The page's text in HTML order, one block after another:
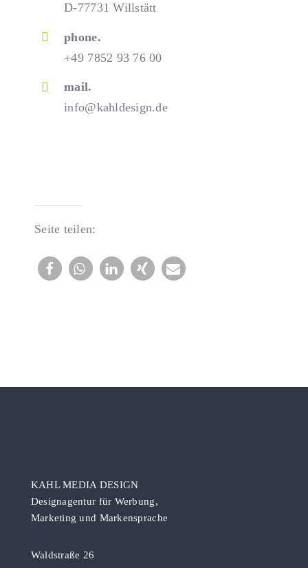
D-77731 Willstätt
phone.
+49 7852 93 76 00
mail.
info@kahldesign.de
Seite teilen:
KAHL MEDIA DESIGN
Designagentur für Werbung,
Marketing und Markensprache
Waldstraße 26